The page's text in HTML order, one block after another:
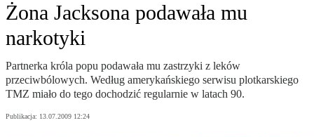
Żona Jacksona podawała mu
narkotyki
Partnerka króla popu podawała mu zastrzyki z leków
przeciwbólowych. Według amerykańskiego serwisu plotkarskiego
TMZ miało do tego dochodzić regularnie w latach 90.
Publikacja: 13.07.2009 12:24